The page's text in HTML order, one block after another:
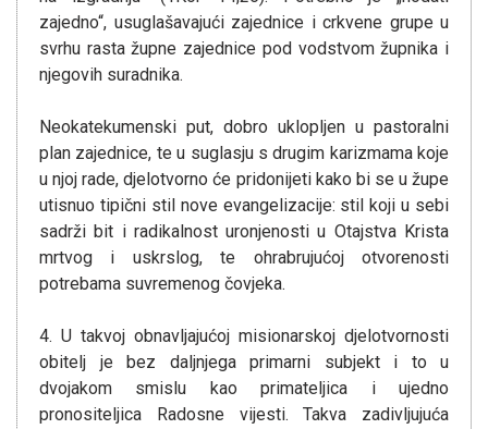
zajedno“, usuglašavajući zajednice i crkvene grupe u
svrhu rasta župne zajednice pod vodstvom župnika i
njegovih suradnika.
Neokatekumenski put, dobro uklopljen u pastoralni
plan zajednice, te u suglasju s drugim karizmama koje
u njoj rade, djelotvorno će pridonijeti kako bi se u župe
utisnuo tipični stil nove evangelizacije: stil koji u sebi
sadrži bit i radikalnost uronjenosti u Otajstva Krista
mrtvog i uskrslog, te ohrabrujućoj otvorenosti
potrebama suvremenog čovjeka.
4. U takvoj obnavljajućoj misionarskoj djelotvornosti
obitelj je bez daljnjega primarni subjekt i to u
dvojakom smislu kao primateljica i ujedno
pronositeljica Radosne vijesti. Takva zadivljujuća